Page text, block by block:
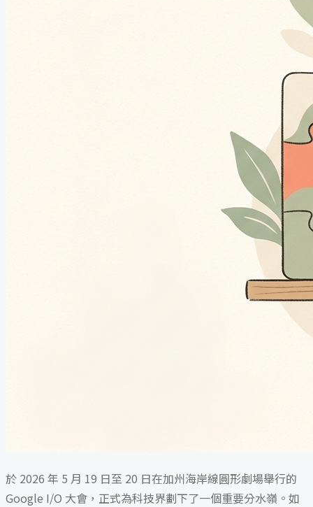
於 2026 年 5 月 19 日至 20 日在加州海岸線圓形劇場舉行的
Google I/O 大會，正式為科技界劃下了一個重要分水嶺。如